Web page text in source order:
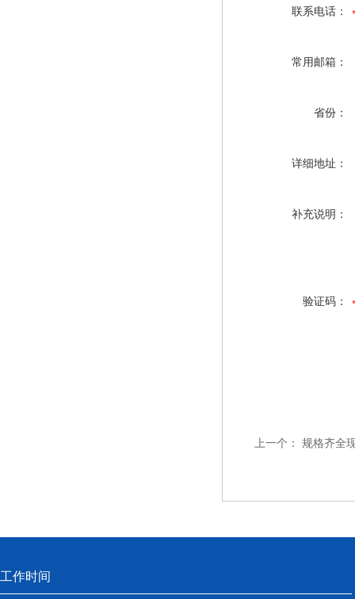
联系电话：
常用邮箱：
省份：
详细地址：
补充说明：
验证码：
上一个： 规格齐全
工作时间